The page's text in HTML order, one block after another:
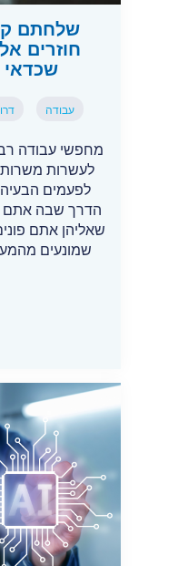
שלחתם
שכדאי
עבודה
מחפשי עבודה
לעשרות
לפעמים הבעיה
הדרך שבה אתם
שאליהן אתם
שמונעים